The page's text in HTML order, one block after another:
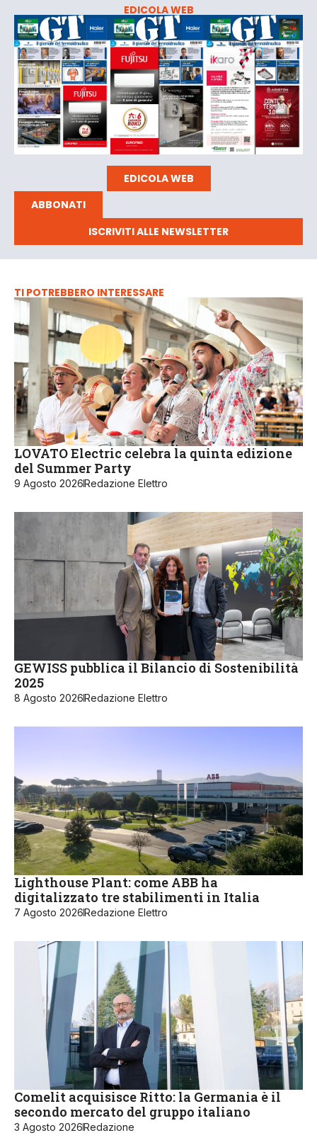
EDICOLA WEB
EDICOLA WEB
ABBONATI
ISCRIVITI ALLE NEWSLETTER
TI POTREBBERO INTERESSARE
LOVATO Electric celebra la quinta edizione
del Summer Party
9 Agosto 2026Redazione Elettro
GEWISS pubblica il Bilancio di Sostenibilità
2025
8 Agosto 2026Redazione Elettro
Lighthouse Plant: come ABB ha
digitalizzato tre stabilimenti in Italia
7 Agosto 2026Redazione Elettro
Comelit acquisisce Ritto: la Germania è il
secondo mercato del gruppo italiano
3 Agosto 2026Redazione